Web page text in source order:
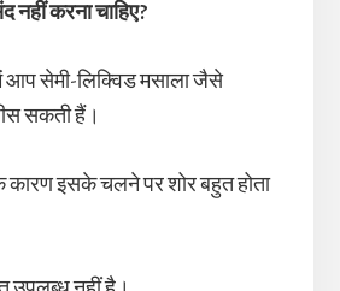
करना चाहिए?
आप सेमी-लिक्विड मसाला जैसे
सकती हैं।
के कारण इसके चलने पर शोर बहुत होता